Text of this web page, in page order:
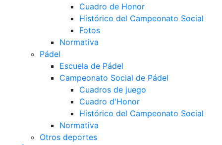
Cuadro de Honor
Histórico del Campeonato Social
Fotos
Normativa
Pádel
Escuela de Pádel
Campeonato Social de Pádel
Cuadros de juego
Cuadro d'Honor
Histórico del Campeonato Social
Normativa
Otros deportes